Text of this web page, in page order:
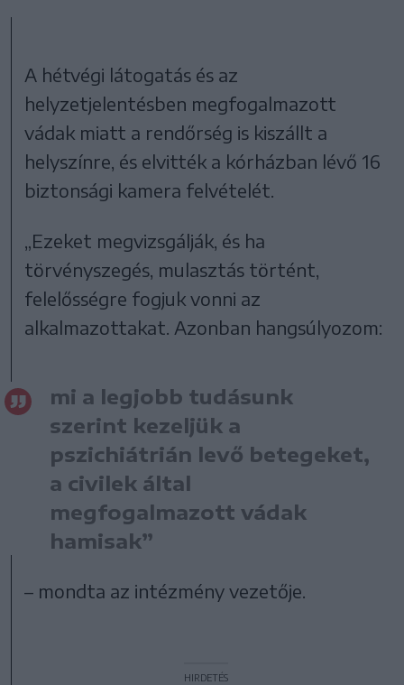
A hétvégi látogatás és az
helyzetjelentésben megfogalmazott
vádak miatt a rendőrség is kiszállt a
helyszínre, és elvitték a kórházban lévő 16
biztonsági kamera felvételét.
„Ezeket megvizsgálják, és ha
törvényszegés, mulasztás történt,
felelősségre fogjuk vonni az
alkalmazottakat. Azonban hangsúlyozom:
mi a legjobb tudásunk
szerint kezeljük a
pszichiátrián levő betegeket,
a civilek által
megfogalmazott vádak
hamisak”
– mondta az intézmény vezetője.
HIRDETÉS